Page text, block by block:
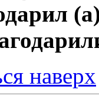
наверх